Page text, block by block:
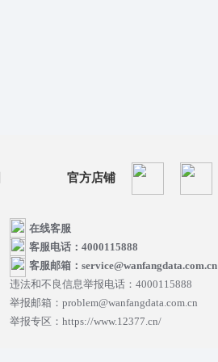
官方店铺
在线客服
客服电话：4000115888
客服邮箱：service@wanfangdata.com.cn
违法和不良信息举报电话：4000115888
举报邮箱：problem@wanfangdata.com.cn
举报专区：https://www.12377.cn/